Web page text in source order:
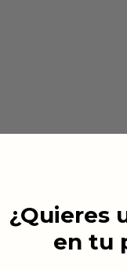
¿Quieres
en tu